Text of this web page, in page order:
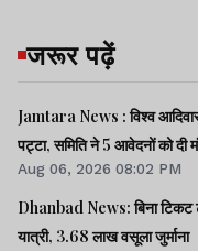
जरूर पढ़ें
Jamtara News : विश्व
पट्टा, समिति ने 5 आवेदनों को दी
Aug 06, 2026 08:02 PM
Dhanbad News: बिना
यात्री, 3.68 लाख वसूला जुर्माना